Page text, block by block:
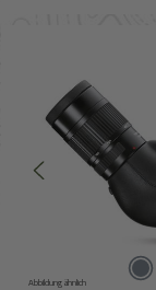
Abbildung ähnlich